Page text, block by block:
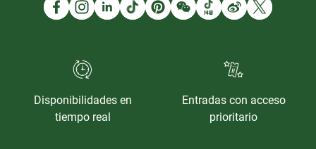
Disponibilidades en
tiempo real
Entradas con acceso
prioritario